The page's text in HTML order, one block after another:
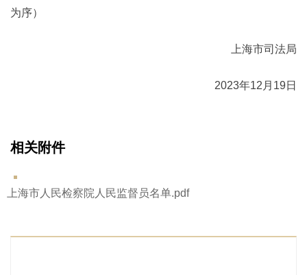
为序）
上海市司法局
2023年12月19日
相关附件
上海市人民检察院人民监督员名单.pdf